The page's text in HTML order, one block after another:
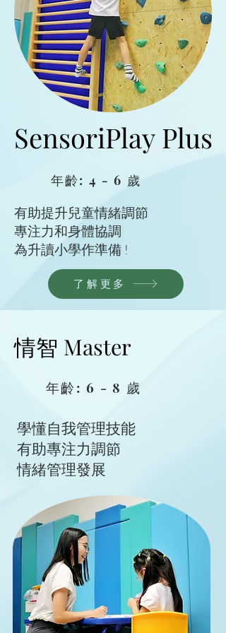
SensoriPlay Plus
SensoriPlay Plus
年齡: 4 - 6 歲
有助提升兒童情緒調節
專注力和身體協調
為升讀小學作準備 !
了解更多
情智 Master
情智 Master
年齡: 6 - 8 歲
學懂自我管理技能
有助專注力調節
情緒管理發展